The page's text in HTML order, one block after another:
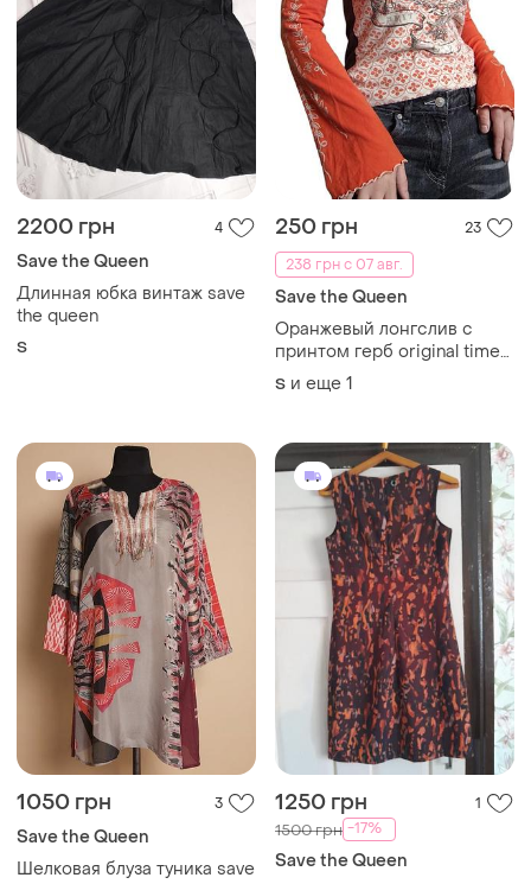
2200 грн 4
Save the Queen
Длинная юбка винтаж save
the queen
S
250 грн
23
238 грн с 07 авг.
Save the Queen
Оранжевый лонгслив с
принтом герб original time
s.h.o кофта оранжевая с
коричневым рукавом клеш
кофточка женская s m лонг
S и еще 1
1050 грн 3
Save the Queen
Шелковая блуза туника save
1250 грн 1
1500 грн -17%
Save the Queen